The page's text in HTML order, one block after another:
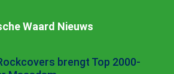
Waard Nieuws
brengt Top 2000-